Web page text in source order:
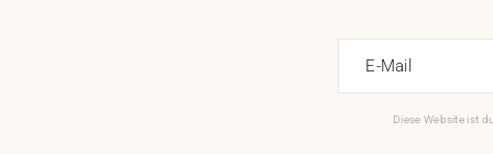
E-Mail
Diese Website ist